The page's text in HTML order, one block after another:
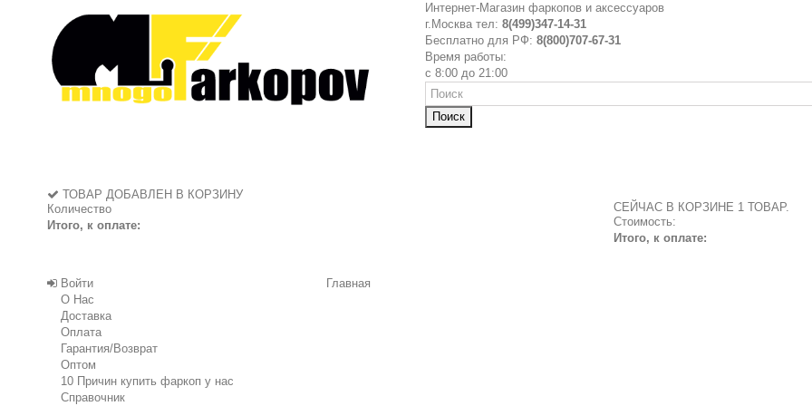
Интернет-Магазин фаркопов и аксессуаров
г.Москва тел: 8(499)347-14-31
Бесплатно для РФ: 8(800)707-67-31
Время работы:
с 8:00 до 21:00
Поиск
ТОВАР ДОБАВЛЕН В КОРЗИНУ
Количество
Итого, к оплате:
СЕЙЧАС В КОРЗИНЕ 1 ТОВАР.
Стоимость:
Итого, к оплате:
Войти
Главная
О Нас
Доставка
Оплата
Гарантия/Возврат
Оптом
10 Причин купить фаркоп у нас
Справочник